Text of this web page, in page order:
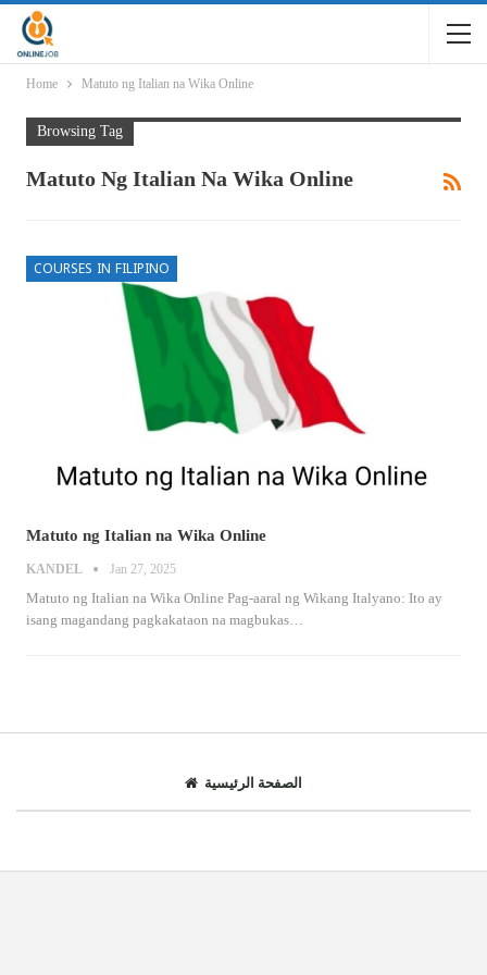
Home Matuto ng Italian na Wika Online
Browsing Tag
Matuto Ng Italian Na Wika Online
COURSES IN FILIPINO
Matuto ng Italian na Wika Online
KANDEL Jan 27, 2025
Matuto ng Italian na Wika Online Pag-aaral ng Wikang Italyano: Ito ay
isang magandang pagkakataon na magbukas
الصفحة الرئيسية